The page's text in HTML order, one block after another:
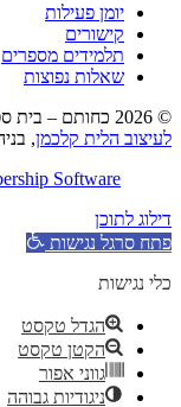
יומן פעילות
קישורים
תלמידים מספרים
שאלות נפוצות
© 2026 כחותם – בית ספר להכשרת יועצים ביוגרפים. עיצוב -
לעיצוב הלית קלכמן,
Software
דילוג לתוכן
פתח סרגל נגישות
כלי נגישות
הגדל טקסט
הקטן טקסט
גווני אפור
ניגודיות גבוהה